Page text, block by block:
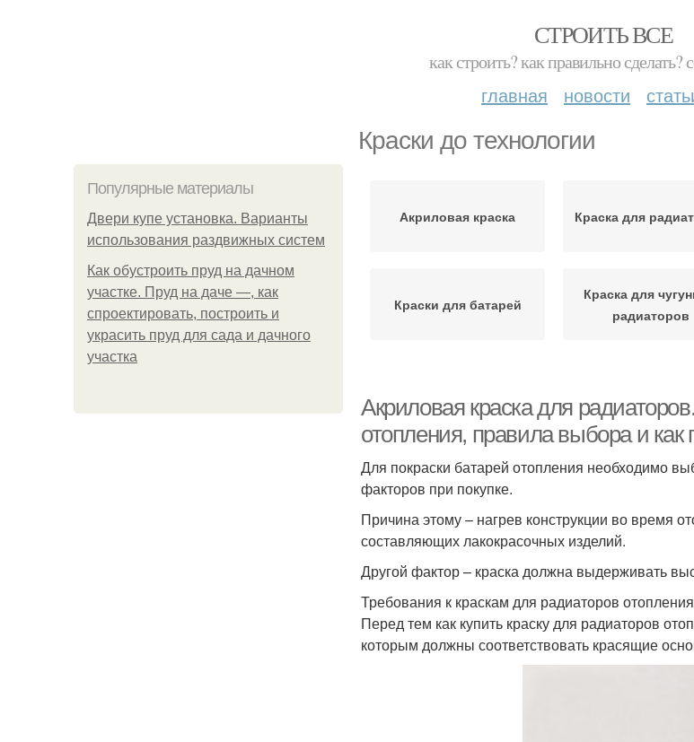
СТРОИТЬ ВСЕ
как строить? как правильно сделать?
главная новости
Краски до технологии
Популярные материалы
Двери купе установка. Варианты
использования раздвижных систем
Как обустроить пруд на дачном
участке. Пруд на даче —, как
спроектировать, построить и
украсить пруд для сада и дачного
участка
Акриловая краска Краска для
Краски для батарей
Краска для
радиаторов
Акриловая краска для
отопления, правила выбора и как
Для покраски батарей отопления необходимо
факторов при покупке.
Причина этому – нагрев конструкции во время
составляющих лакокрасочных изделий.
Другой фактор – краска должна выдерживать
Требования к краскам для радиаторов отопления
Перед тем как купить краску для радиаторов
которым должны соответствовать красящие